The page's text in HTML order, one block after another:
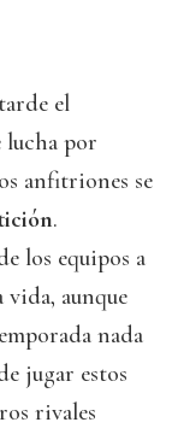
el
lucha por
anfitriones se
.
los equipos a
vida, aunque
nada
jugar estos
rivales